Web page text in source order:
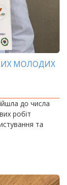
МОЛОДИХ
до числа
робіт
та